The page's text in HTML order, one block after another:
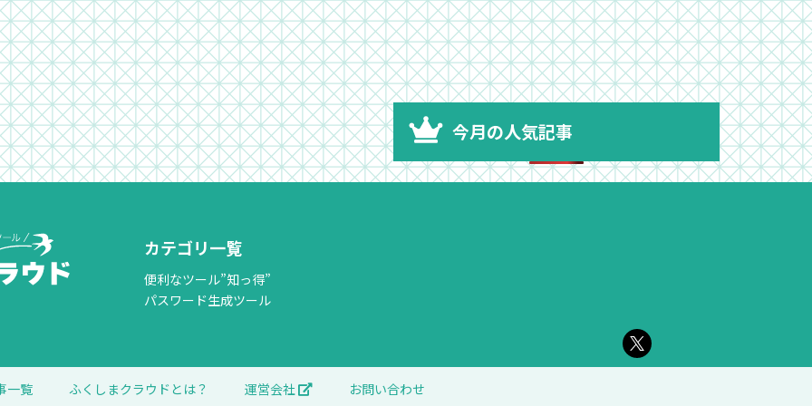
今月の人気記事
カテゴリ一覧
便利なツール”知っ得”
パスワード生成ツール
一覧 ふくしまクラウドとは？ 運営会社 お問い合わせ